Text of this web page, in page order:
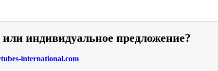
индивидуальное предложение?
international.com